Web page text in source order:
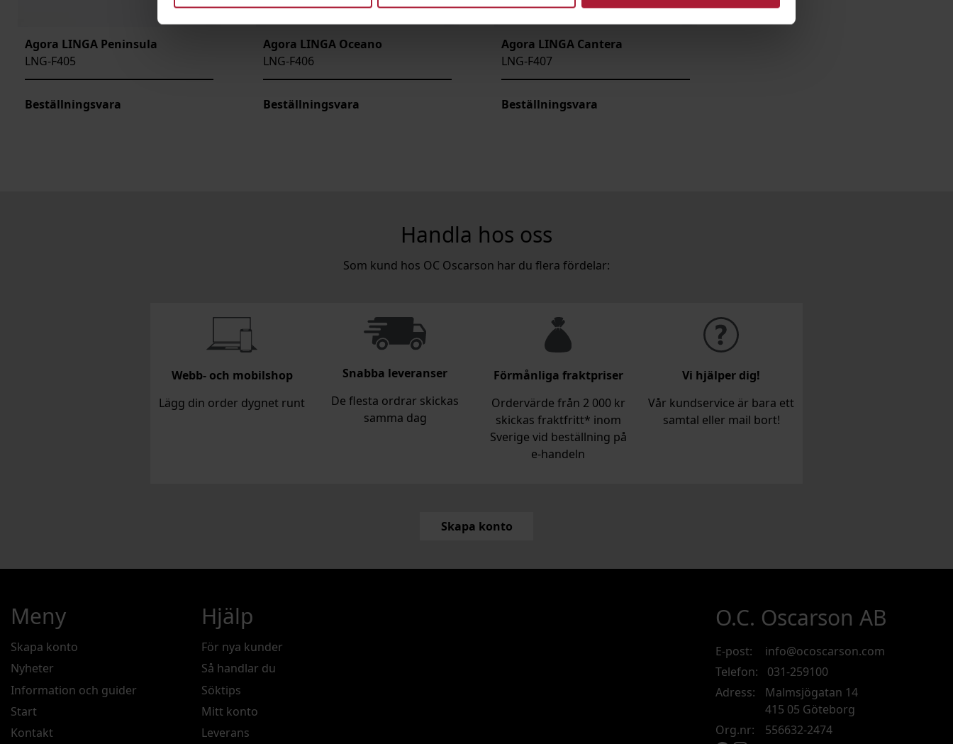
Agora LINGA Peninsula
LNG-F405
Beställningsvara
Agora LINGA Oceano
LNG-F406
Beställningsvara
Agora LINGA Cantera
LNG-F407
Beställningsvara
Handla hos oss
Som kund hos OC Oscarson har du flera fördelar:
Webb- och mobilshop
Lägg din order dygnet runt
Snabba leveranser
De flesta ordrar skickas
samma dag
Förmånliga fraktpriser
Ordervärde från 2 000 kr
skickas fraktfritt* inom
Sverige vid beställning på
e‑handeln
Vi hjälper dig!
Vår kundservice är bara ett
samtal eller mail bort!
Skapa konto
O.C. Oscarson AB
E-post:
info@ocoscarson.com
Telefon:
031-259100
Adress:
Malmsjögatan 14
415 05 Göteborg
Org.nr:
556632-2474
Meny
Skapa konto
Nyheter
Information och guider
Start
Kontakt
Hjälp
För nya kunder
Så handlar du
Söktips
Mitt konto
Leverans